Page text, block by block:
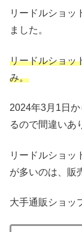
リードルショッ
ました。
リードルショッ
み。
2024年3月1日
るので間違いあ
リードルショッ
が多いのは、販
大手通販ショッ